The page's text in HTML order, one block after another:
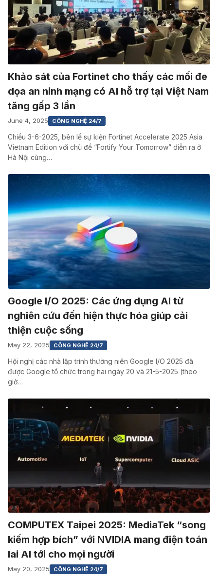
Khảo sát của Fortinet cho thấy các mối đe
dọa an ninh mạng có AI hỗ trợ tại Việt Nam
tăng gấp 3 lần
June 4, 2025 CÔNG NGHỆ 24/7
Chiều 3-6-2025, bên lề sự kiện Fortinet Accelerate 2025 Asia
Vietnam Edition với chủ đề “Fortify Your Tomorrow” diễn ra ở
Hà Nội cùng…
Google I/O 2025: Các ứng dụng AI từ
nghiên cứu đến hiện thực hóa giúp cải
thiện cuộc sống
May 22, 2025 CÔNG NGHỆ 24/7
Hội nghị các nhà lập trình thường niên Google I/O 2025 đã
được Google tổ chức trong hai ngày 20 và 21-5-2025 (theo
giờ…
COMPUTEX Taipei 2025: MediaTek “song
kiếm hợp bích” với NVIDIA mang điện toán
lai AI tới cho mọi người
May 20, 2025 CÔNG NGHỆ 24/7